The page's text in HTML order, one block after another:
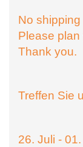
No
Please
Thank you.
Treffen Sie
26. Juli -